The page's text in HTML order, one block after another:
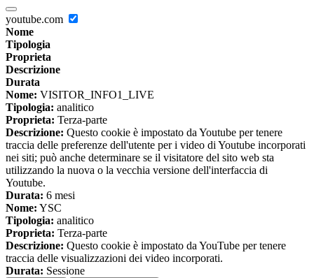
youtube.com
Nome
Tipologia
Proprieta
Descrizione
Durata
Nome: VISITOR_INFO1_LIVE
Tipologia: analitico
Proprieta: Terza-parte
Descrizione: Questo cookie è impostato da Youtube per tenere
traccia delle preferenze dell'utente per i video di Youtube incorporati
nei siti; può anche determinare se il visitatore del sito web sta
utilizzando la nuova o la vecchia versione dell'interfaccia di
Youtube.
Durata: 6 mesi
Nome: YSC
Tipologia: analitico
Proprieta: Terza-parte
Descrizione: Questo cookie è impostato da YouTube per tenere
traccia delle visualizzazioni dei video incorporati.
Durata: Sessione